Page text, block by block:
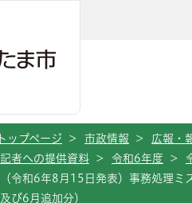
トップページ > 市政情報 > 広報・
記者への提供資料
> 令和6年度 >
（令和6年8月15日発表）事務処理
及び6月追加分）